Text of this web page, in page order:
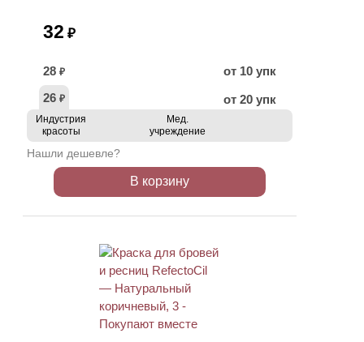
32 ₽
28 ₽
от 10 упк
26 ₽ от 20 упк
Индустрия
красоты
Мед.
учреждение
Нашли дешевле?
В корзину